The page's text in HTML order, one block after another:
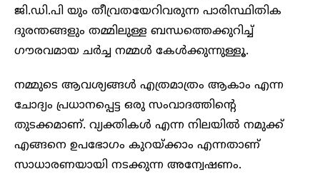
ജി.ഡി.പി യും തീവ്രതയേറിവരുന്ന പാരിസ്ഥിതിക
ദുരന്തങ്ങളും തമ്മിലുള്ള ബന്ധത്തെക്കുറിച്ച്
ഗൗരവമായ ചർച്ച നമ്മൾ കേൾക്കുന്നുള്ളൂ.
നമ്മുടെ ആവശ്യങ്ങൾ എത്രമാത്രം ആകാം എന്ന
ചോദ്യം പ്രധാനപ്പെട്ട ഒരു സംവാദത്തിന്റെ
തുടക്കമാണ്. വ്യക്തികൾ എന്ന നിലയിൽ നമുക്ക്
എങ്ങനെ ഉപഭോഗം കുറയ്ക്കാം എന്നതാണ്
സാധാരണയായി നടക്കുന്ന അന്വേഷണം.